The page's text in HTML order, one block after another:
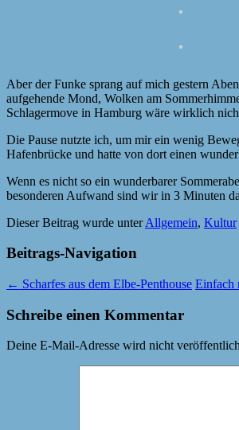
Aber der Funke sprang auf mich gestern
aufgehende Mond, Wolken am
Schlagermove in Hamburg wäre wirklich
Die Pause nutzte ich, um mir ein wenig
Hafenbrücke und hatte von dort einen
Wenn es nicht so ein wunderbarer
besonderen Aufwand sind wir in 3 Minuten
Dieser Beitrag wurde unterAllgemein, Kultur
Beitrags-Navigation
← Scharfes aus dem Elbe-Penthouse Einfach
Schreibe einen Kommentar
Deine E-Mail-Adresse wird nicht